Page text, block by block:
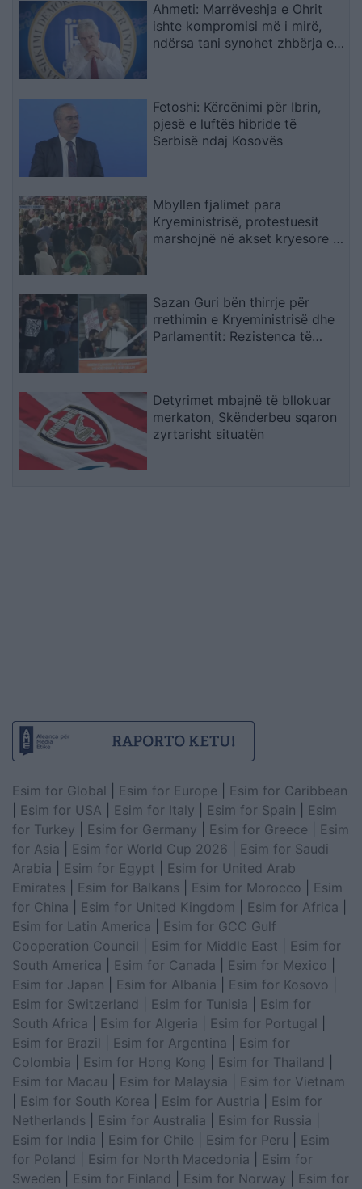
Ahmeti: Marrëveshja e Ohrit
ishte kompromisi më i mirë,
ndërsa tani synohet zhbërja e
Fetoshi: Kërcënimi për Ibrin,
pjesë e luftës hibride të
Serbisë ndaj Kosovës
Mbyllen fjalimet para
Kryeministrisë, protestuesit
marshojnë në akset kryesore të
Sazan Guri bën thirrje për
rrethimin e Kryeministrisë dhe
Parlamentit: Rezistenca të
Detyrimet mbajnë të bllokuar
merkaton, Skënderbeu sqaron
zyrtarisht situatën
Esim for Global Esim for Europe
Esim for Caribbean
Esim for USA Esim for Italy Esim for Spain
Esim
for Turkey
Esim for Germany Esim for Greece
Esim
for Asia
Esim for World Cup 2026
Esim for Saudi
Arabia
Esim for Egypt
Esim for United Arab
Emirates
Esim for Balkans Esim for Morocco
Esim
for China
Esim for United Kingdom Esim for Africa
Esim for Latin America
Esim for GCC Gulf
Cooperation Council
Esim for Middle East
Esim for
South America
Esim for Canada Esim for Mexico
Esim for Japan
Esim for Albania Esim for Kosovo
Esim for Switzerland
Esim for Tunisia
Esim for
South Africa
Esim for Algeria Esim for Portugal
Esim for Brazil
Esim for Argentina
Esim for
Colombia
Esim for Hong Kong Esim for Thailand
Esim for Macau
Esim for Malaysia
Esim for Vietnam
Esim for South Korea Esim for Austria
Esim for
Netherlands
Esim for Australia Esim for Russia
Esim for India
Esim for Chile Esim for Peru
Esim
for Poland
Esim for North Macedonia
Esim for
Sweden
Esim for Finland Esim for Norway
Esim for